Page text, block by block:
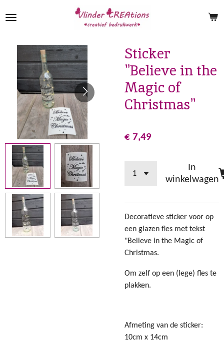
direct
hoofdinhoud
Sticker
"Believe in the
Magic of
Christmas"
€ 7,49
In
winkelwagen
Decoratieve sticker voor op
een glazen fles met tekst
"Believe in the Magic of
Christmas.
Om zelf op een (lege) fles te
plakken.
Afmeting van de sticker:
10cm x 14cm